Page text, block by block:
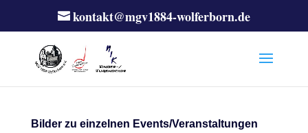
kontakt@mgv1884-wolferborn.de
Bilder zu einzelnen Events/Veranstaltungen